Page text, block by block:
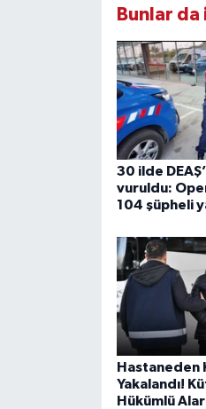
Bunlar
30 ilde
vuruldu:
104 şüpheli
Hastaneden
Yakalandı!
Hükümlü